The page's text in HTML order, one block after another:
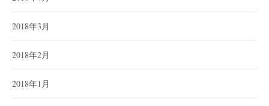
2018年3月
2018年2月
2018年1月